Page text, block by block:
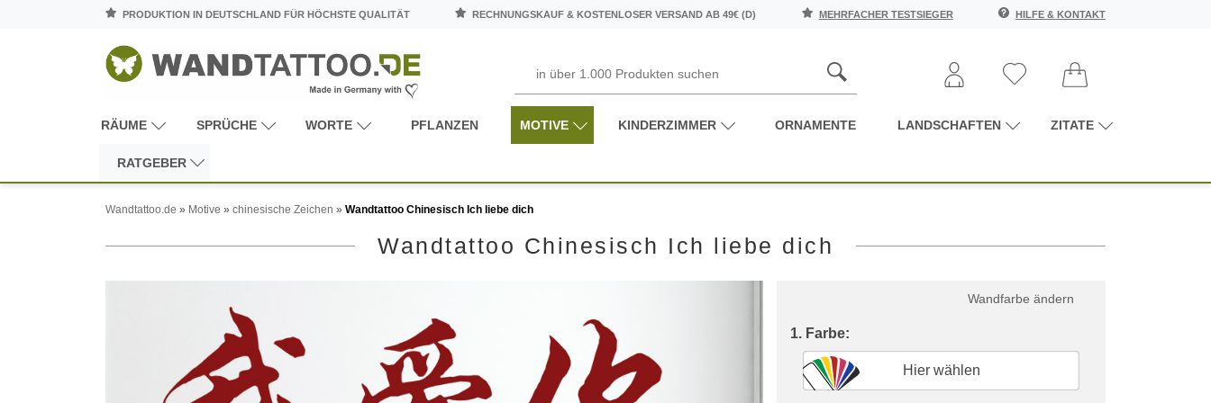
PRODUKTION IN DEUTSCHLAND FÜR HÖCHSTE QUALITÄT RECHNUNGSKAUF & KOSTENLOSER VERSAND AB 49€ (D) MEHRFACHER TESTSIEGER HILFE & KONTAKT
RÄUME SPRÜCHE WORTE PFLANZEN MOTIVE KINDERZIMMER ORNAMENTE LANDSCHAFTEN ZITATE
RATGEBER
Wandtattoo.de » Motive » chinesische Zeichen » Wandtattoo Chinesisch Ich liebe dich
Wandtattoo Chinesisch Ich liebe dich
Wandfarbe ändern
1. Farbe:
Hier wählen